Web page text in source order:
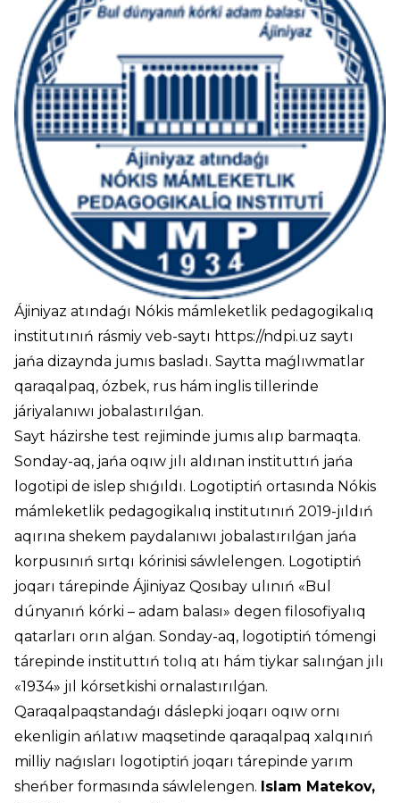
Ájiniyaz atındaǵı Nókis mámleketlik pedagogikalıq
institutınıń rásmiy veb-saytı https://ndpi.uz saytı
jańa dizaynda jumıs basladı. Saytta maǵlıwmatlar
qaraqalpaq, ózbek, rus hám inglis tillerinde
járiyalanıwı jobalastırılǵan.
Sayt házirshe test rejiminde jumıs alıp barmaqta.
Sonday-aq, jańa oqıw jılı aldınan instituttıń jańa
logotipi de islep shıǵıldı. Logotiptiń ortasında Nókis
mámleketlik pedagogikalıq institutınıń 2019-jıldıń
aqırına shekem paydalanıwı jobalastırılǵan jańa
korpusınıń sırtqı kórinisi sáwlelengen. Logotiptiń
joqarı tárepinde Ájiniyaz Qosıbay ulınıń «Bul
dúnyanıń kórki – adam balası» degen filosofiyalıq
qatarları orın alǵan. Sonday-aq, logotiptiń tómengi
tárepinde instituttıń tolıq atı hám tiykar salınǵan jılı
«1934» jıl kórsetkishi ornalastırılǵan.
Qaraqalpaqstandaǵı dáslepki joqarı oqıw ornı
ekenligin ańlatıw maqsetinde qaraqalpaq xalqınıń
milliy naǵısları logotiptiń joqarı tárepinde yarım
sheńber formasında sáwlelengen. Islam Matekov,